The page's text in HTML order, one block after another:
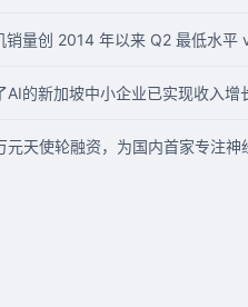
销量创 2014 年以来 Q2 最低水平
AI的新加坡中小企业已实现收入增
元天使轮融资，为国内首家专注